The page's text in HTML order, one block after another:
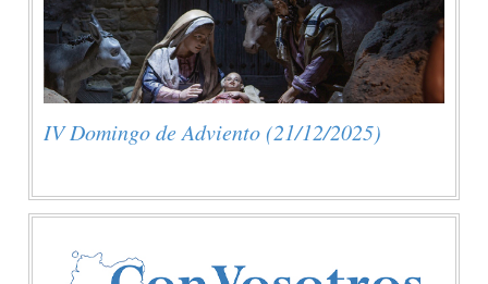
IV Domingo de Adviento (21/12/2025)